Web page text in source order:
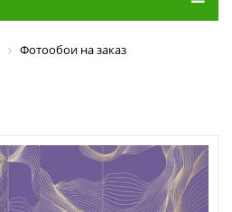
Фотообои на заказ